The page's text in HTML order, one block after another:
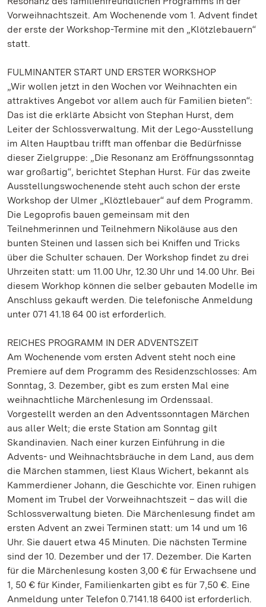
Vorweihnachtszeit. Am Wochenende vom 1. Advent findet
der erste der Workshop-Termine mit den „Klötzlebauern“
statt.
FULMINANTER START UND ERSTER WORKSHOP
„Wir wollen jetzt in den Wochen vor Weihnachten ein
attraktives Angebot vor allem auch für Familien bieten“:
Das ist die erklärte Absicht von Stephan Hurst, dem
Leiter der Schlossverwaltung. Mit der Lego-Ausstellung
im Alten Hauptbau trifft man offenbar die Bedürfnisse
dieser Zielgruppe: „Die Resonanz am Eröffnungssonntag
war großartig“, berichtet Stephan Hurst. Für das zweite
Ausstellungswochenende steht auch schon der erste
Workshop der Ulmer „Klöztlebauer“ auf dem Programm.
Die Legoprofis bauen gemeinsam mit den
Teilnehmerinnen und Teilnehmern Nikoläuse aus den
bunten Steinen und lassen sich bei Kniffen und Tricks
über die Schulter schauen. Der Workshop findet zu drei
Uhrzeiten statt: um 11.00 Uhr, 12.30 Uhr und 14.00 Uhr. Bei
diesem Workhop können die selber gebauten Modelle im
Anschluss gekauft werden. Die telefonische Anmeldung
unter 071 41.18 64 00 ist erforderlich.
REICHES PROGRAMM IN DER ADVENTSZEIT
Am Wochenende vom ersten Advent steht noch eine
Premiere auf dem Programm des Residenzschlosses: Am
Sonntag, 3. Dezember, gibt es zum ersten Mal eine
weihnachtliche Märchenlesung im Ordenssaal.
Vorgestellt werden an den Adventssonntagen Märchen
aus aller Welt; die erste Station am Sonntag gilt
Skandinavien. Nach einer kurzen Einführung in die
Advents- und Weihnachtsbräuche in dem Land, aus dem
die Märchen stammen, liest Klaus Wichert, bekannt als
Kammerdiener Johann, die Geschichte vor. Einen ruhigen
Moment im Trubel der Vorweihnachtszeit – das will die
Schlossverwaltung bieten. Die Märchenlesung findet am
ersten Advent an zwei Terminen statt: um 14 und um 16
Uhr. Sie dauert etwa 45 Minuten. Die nächsten Termine
sind der 10. Dezember und der 17. Dezember. Die Karten
für die Märchenlesung kosten 3,00 € für Erwachsene und
1, 50 € für Kinder, Familienkarten gibt es für 7,50 €. Eine
Anmeldung unter Telefon 0.7141.18 6400 ist erforderlich.